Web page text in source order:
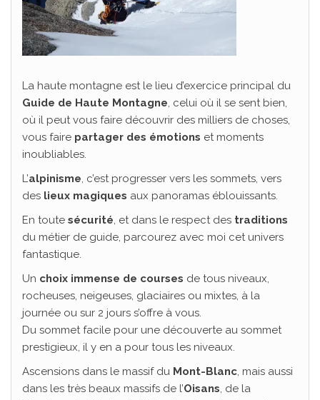
La haute montagne est le lieu d’exercice principal du
Guide de Haute Montagne, celui où il se sent bien,
où il peut vous faire découvrir des milliers de choses,
vous faire partager des émotions et moments
inoubliables.
L’alpinisme, c’est progresser vers les sommets, vers
des lieux magiques aux panoramas éblouissants.
En toute sécurité, et dans le respect des traditions
du métier de guide, parcourez avec moi cet univers
fantastique.
Un choix immense de courses de tous niveaux,
rocheuses, neigeuses, glaciaires ou mixtes, à la
journée ou sur 2 jours s’offre à vous.
Du sommet facile pour une découverte au sommet
prestigieux, il y en a pour tous les niveaux.
Ascensions dans le massif du Mont-Blanc, mais aussi
dans les très beaux massifs de l’Oisans, de la